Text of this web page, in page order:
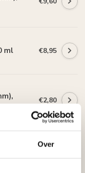
Over
ml €8,95
€2,80